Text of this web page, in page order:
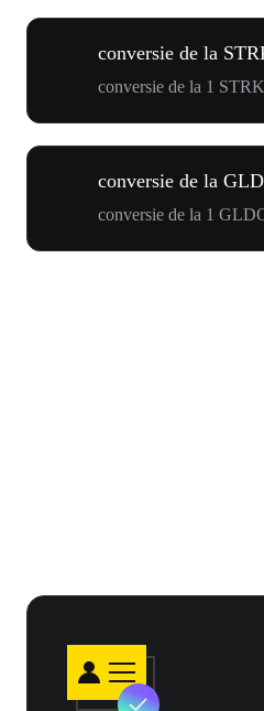
conversie de la
conversie de la 1
conversie de la
conversie de la 1